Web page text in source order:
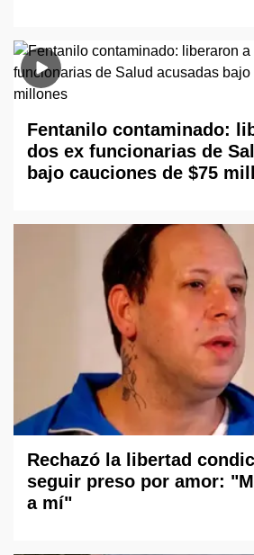
Fentanilo contaminado:
dos ex funcionarias de
bajo cauciones de $75
Rechazó la libertad
seguir preso por amor:
a mí"